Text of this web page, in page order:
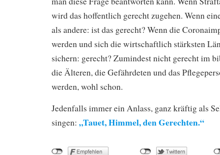
wird das hoffentlich gerecht zugehen. Wenn
als andere: ist das gerecht? Wenn die
werden und sich die wirtschaftlich stärksten
sichern: gerecht? Zumindest nicht gerecht im
die Älteren, die Gefährdeten und das
werden, wohl schon.
Jedenfalls immer ein Anlass, ganz kräftig als
singen: „Tauet, Himmel, den Gerechten.“